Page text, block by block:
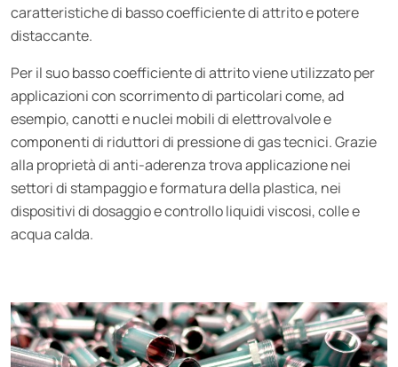
caratteristiche di basso coefficiente di attrito e potere
distaccante.
Per il suo basso coefficiente di attrito viene utilizzato per
applicazioni con scorrimento di particolari come, ad
esempio, canotti e nuclei mobili di elettrovalvole e
componenti di riduttori di pressione di gas tecnici. Grazie
alla proprietà di anti-aderenza trova applicazione nei
settori di stampaggio e formatura della plastica, nei
dispositivi di dosaggio e controllo liquidi viscosi, colle e
acqua calda.